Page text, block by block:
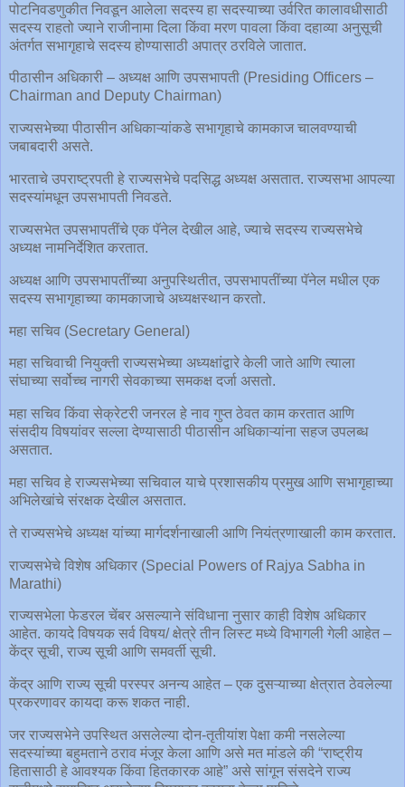
पोटनिवडणुकीत निवडून आलेला सदस्य हा सदस्याच्या उर्वरित कालावधीसाठी
सदस्य राहतो ज्याने राजीनामा दिला किंवा मरण पावला किंवा दहाव्या अनुसूची
अंतर्गत सभागृहाचे सदस्य होण्यासाठी अपात्र ठरविले जातात.
पीठासीन अधिकारी – अध्यक्ष आणि उपसभापती (Presiding Officers –
Chairman and Deputy Chairman)
राज्यसभेच्या पीठासीन अधिकाऱ्यांकडे सभागृहाचे कामकाज चालवण्याची
जबाबदारी असते.
भारताचे उपराष्ट्रपती हे राज्यसभेचे पदसिद्ध अध्यक्ष असतात. राज्यसभा आपल्या
सदस्यांमधून उपसभापती निवडते.
राज्यसभेत उपसभापतींचे एक पॅनेल देखील आहे, ज्याचे सदस्य राज्यसभेचे
अध्यक्ष नामनिर्देशित करतात.
अध्यक्ष आणि उपसभापतींच्या अनुपस्थितीत, उपसभापतींच्या पॅनेल मधील एक
सदस्य सभागृहाच्या कामकाजाचे अध्यक्षस्थान करतो.
महा सचिव (Secretary General)
महा सचिवाची नियुक्ती राज्यसभेच्या अध्यक्षांद्वारे केली जाते आणि त्याला
संघाच्या सर्वोच्च नागरी सेवकाच्या समकक्ष दर्जा असतो.
महा सचिव किंवा सेक्रेटरी जनरल हे नाव गुप्त ठेवत काम करतात आणि
संसदीय विषयांवर सल्ला देण्यासाठी पीठासीन अधिकाऱ्यांना सहज उपलब्ध
असतात.
महा सचिव हे राज्यसभेच्या सचिवाल याचे प्रशासकीय प्रमुख आणि सभागृहाच्या
अभिलेखांचे संरक्षक देखील असतात.
ते राज्यसभेचे अध्यक्ष यांच्या मार्गदर्शनाखाली आणि नियंत्रणाखाली काम करतात.
राज्यसभेचे विशेष अधिकार (Special Powers of Rajya Sabha in
Marathi)
राज्यसभेला फेडरल चेंबर असल्याने संविधाना नुसार काही विशेष अधिकार
आहेत. कायदे विषयक सर्व विषय/ क्षेत्रे तीन लिस्ट मध्ये विभागली गेली आहेत –
केंद्र सूची, राज्य सूची आणि समवर्ती सूची.
केंद्र आणि राज्य सूची परस्पर अनन्य आहेत – एक दुसऱ्याच्या क्षेत्रात ठेवलेल्या
प्रकरणावर कायदा करू शकत नाही.
जर राज्यसभेने उपस्थित असलेल्या दोन-तृतीयांश पेक्षा कमी नसलेल्या
सदस्यांच्या बहुमताने ठराव मंजूर केला आणि असे मत मांडले की “राष्ट्रीय
हितासाठी हे आवश्यक किंवा हितकारक आहे” असे सांगून संसदेने राज्य